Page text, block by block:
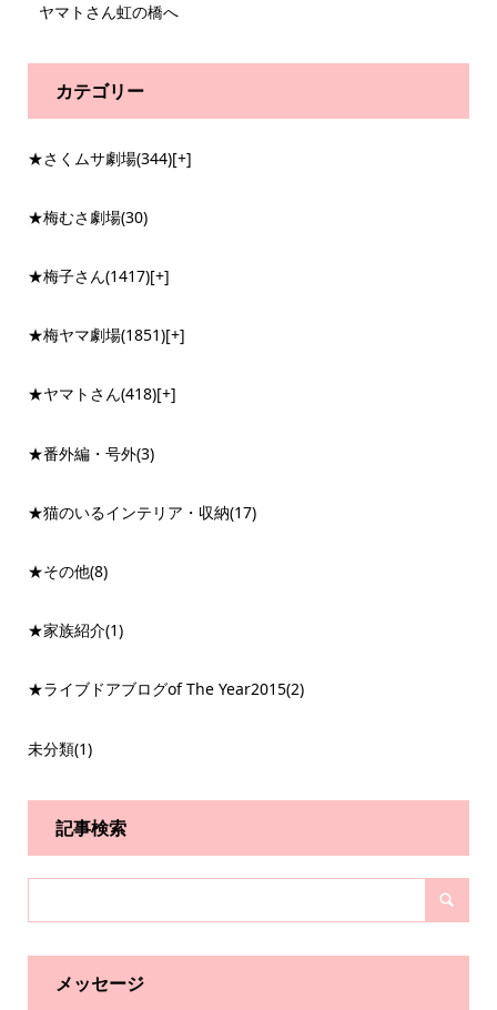
ヤマトさん虹の橋へ
カテゴリー
★さくムサ劇場(344)[+]
★梅むさ劇場(30)
★梅子さん(1417)[+]
★梅ヤマ劇場(1851)[+]
★ヤマトさん(418)[+]
★番外編・号外(3)
★猫のいるインテリア・収納(17)
★その他(8)
★家族紹介(1)
★ライブドアブログof The Year2015(2)
未分類(1)
記事検索
メッセージ